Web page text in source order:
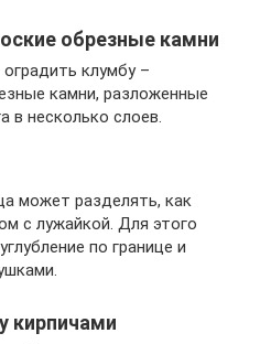
обрезные камни
клумбу –
камни, разложенные
в несколько слоев.
может разделять, как
с лужайкой. Для этого
по границе и
кирпичами